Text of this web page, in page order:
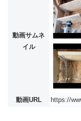
動画サムネ
イル
動画URL https://